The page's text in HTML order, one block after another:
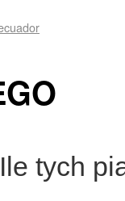
tych